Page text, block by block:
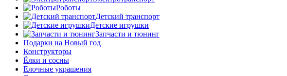
Роботы
Детский транспорт
Детские игрушки
Запчасти и тюнинг
Подарки на Новый год
Конструкторы
Ёлки и сосны
Елочные украшения